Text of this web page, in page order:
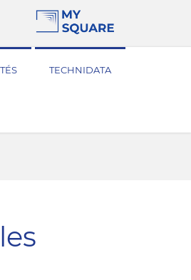
TECHNIDATA